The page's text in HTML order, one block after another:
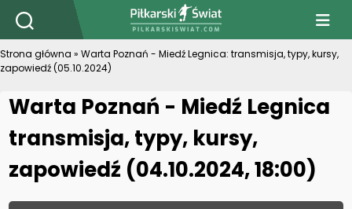
PiłkarskiSwiat.com
Strona główna » Warta Poznań - Miedź Legnica: transmisja, typy, kursy,
zapowiedź (05.10.2024)
Warta Poznań - Miedź Legnica
transmisja, typy, kursy,
zapowiedź (04.10.2024, 18:00)